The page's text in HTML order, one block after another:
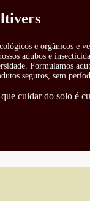
e orgânicos e
adubos e
Formulamos
seguros, sem
cuidar do solo é